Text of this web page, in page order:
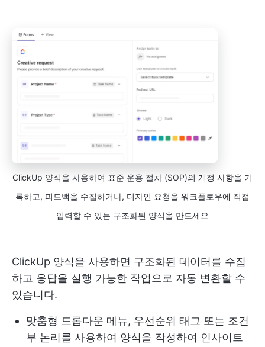
ClickUp 양식을 사용하여 표준 운용 절차 (SOP)의 개정 사항을 기
록하고, 피드백을 수집하거나, 디자인 요청을 워크플로우에 직접
입력할 수 있는 구조화된 양식을 만드세요
ClickUp 양식을 사용하면 구조화된 데이터를 수집
하고 응답을 실행 가능한 작업으로 자동 변환할 수
있습니다.
맞춤형 드롭다운 메뉴, 우선순위 태그 또는 조건
부 논리를 사용하여 양식을 작성하여 인사이트